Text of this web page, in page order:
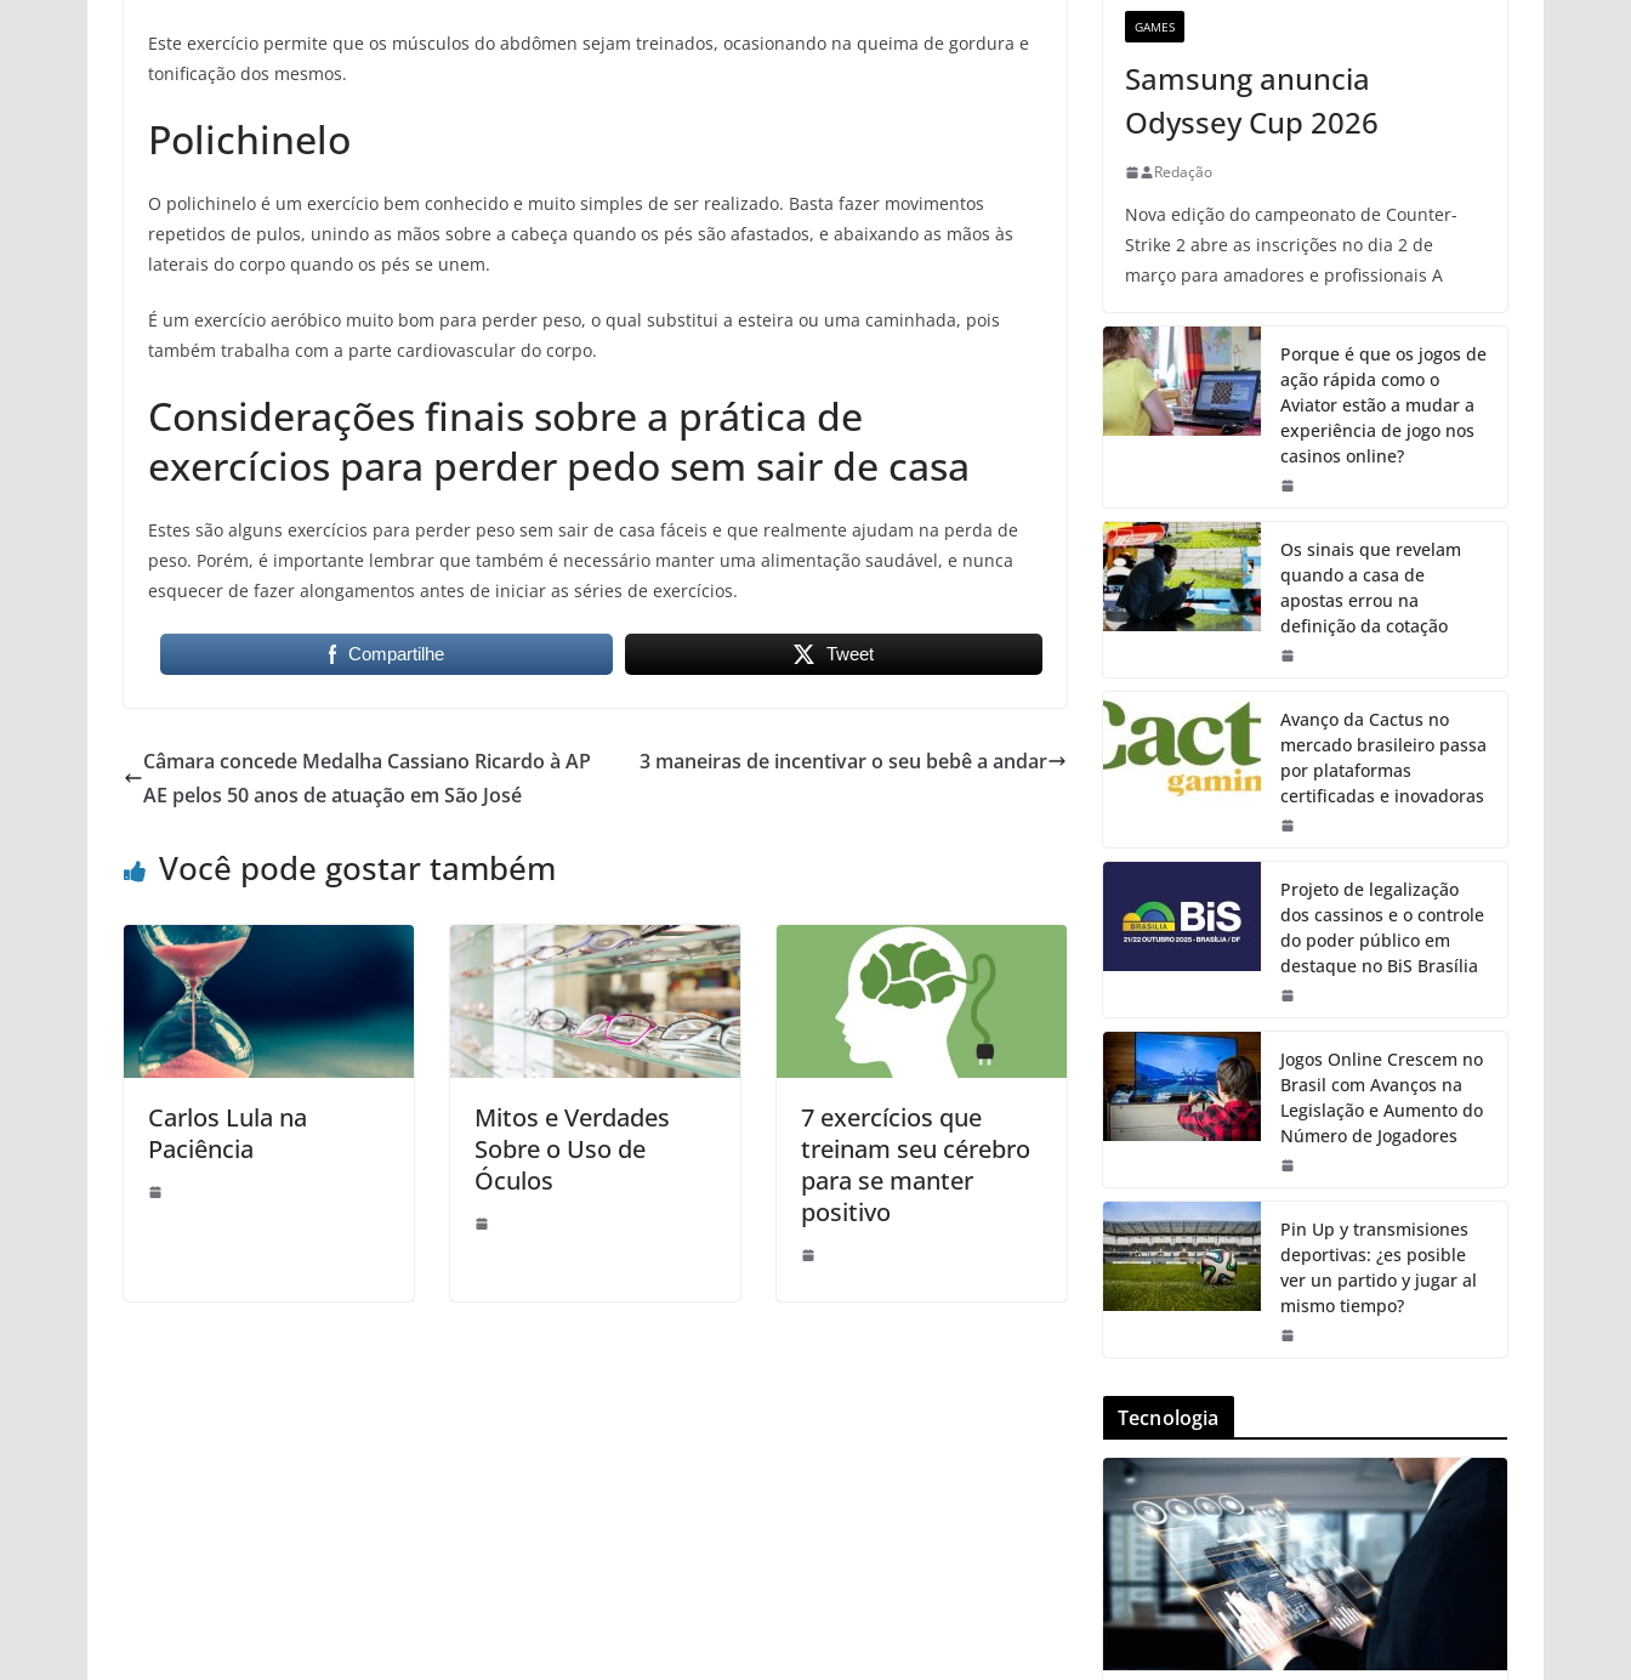
Este exercício permite que os músculos do abdômen sejam treinados, ocasionando na queima de gordura e
tonificação dos mesmos.
Polichinelo
O polichinelo é um exercício bem conhecido e muito simples de ser realizado. Basta fazer movimentos
repetidos de pulos, unindo as mãos sobre a cabeça quando os pés são afastados, e abaixando as mãos às
laterais do corpo quando os pés se unem.
É um exercício aeróbico muito bom para perder peso, o qual substitui a esteira ou uma caminhada, pois
também trabalha com a parte cardiovascular do corpo.
Considerações finais sobre a prática de
exercícios para perder pedo sem sair de casa
Estes são alguns exercícios para perder peso sem sair de casa fáceis e que realmente ajudam na perda de
peso. Porém, é importante lembrar que também é necessário manter uma alimentação saudável, e nunca
esquecer de fazer alongamentos antes de iniciar as séries de exercícios.
Compartilhe Tweet
Câmara concede Medalha Cassiano Ricardo à AP
AE pelos 50 anos de atuação em São José
3 maneiras de incentivar o seu bebê a andar
Você pode gostar também
Carlos Lula na
Paciência
Mitos e Verdades
Sobre o Uso de
Óculos
7 exercícios que
treinam seu cérebro
para se manter
positivo
GAMES
Samsung anuncia
Odyssey Cup 2026
Redação
Nova edição do campeonato de Counter-
Strike 2 abre as inscrições no dia 2 de
março para amadores e profissionais A
Porque é que os jogos de
ação rápida como o
Aviator estão a mudar a
experiência de jogo nos
casinos online?
Os sinais que revelam
quando a casa de
apostas errou na
definição da cotação
Avanço da Cactus no
mercado brasileiro passa
por plataformas
certificadas e inovadoras
Projeto de legalização
dos cassinos e o controle
do poder público em
destaque no BiS Brasília
Jogos Online Crescem no
Brasil com Avanços na
Legislação e Aumento do
Número de Jogadores
Pin Up y transmisiones
deportivas: ¿es posible
ver un partido y jugar al
mismo tiempo?
Tecnologia